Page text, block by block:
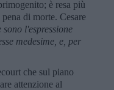
è resa più
di morte. Cesare
l'espressione
medesime, e, per
che sul piano
attenzione al